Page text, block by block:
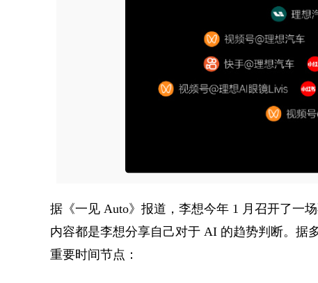
据《一见 Auto》报道，李想今年 1 月召开了一
内容都是李想分享自己对于 AI 的趋势判断。据
重要时间节点：